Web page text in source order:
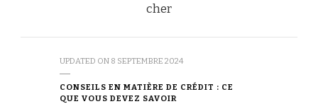
UPDATED ON 8 SEPTEMBRE 2024
CONSEILS EN MATIÈRE DE CRÉDIT : CE
QUE VOUS DEVEZ SAVOIR